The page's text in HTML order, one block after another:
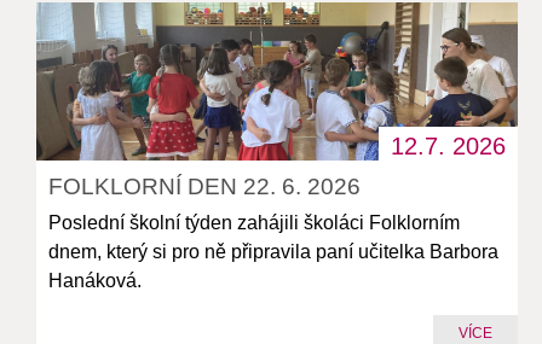
12.7. 2026
FOLKLORNÍ DEN 22. 6. 2026
Poslední školní týden zahájili školáci Folklorním
dnem, který si pro ně připravila paní učitelka Barbora
Hanáková.
VÍCE